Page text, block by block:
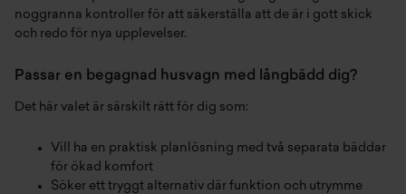
noggranna kontroller för att säkerställa att de är i gott skick
och redo för nya upplevelser.
Passar en begagnad husvagn med långbädd dig?
Det här valet är särskilt rätt för dig som:
Vill ha en praktisk planlösning med två separata bäddar
för ökad komfort
Söker ett tryggt alternativ där funktion och utrymme